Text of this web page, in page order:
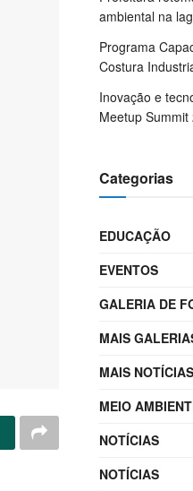
ambiental na
Programa
Costura
Inovação e
Meetup
Categorias
EDUCAÇÃO
EVENTOS
GALERIA DE
MAIS
MAIS NOTÍCIAS
MEIO
NOTÍCIAS
NOTÍCIAS